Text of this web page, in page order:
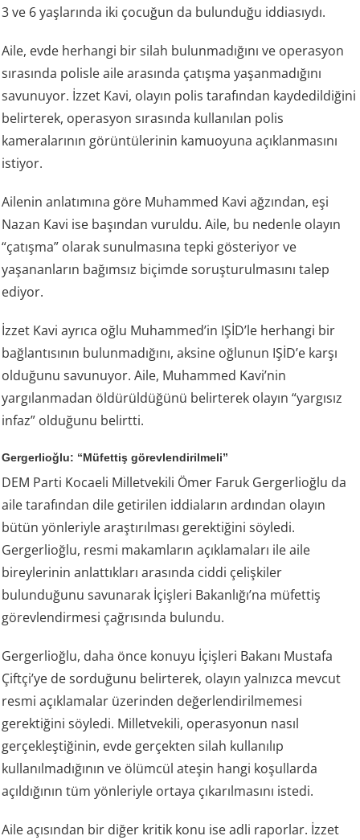
3 ve 6 yaşlarında iki çocuğun da bulunduğu iddiasıydı.
Aile, evde herhangi bir silah bulunmadığını ve operasyon
sırasında polisle aile arasında çatışma yaşanmadığını
savunuyor. İzzet Kavi, olayın polis tarafından kaydedildiğini
belirterek, operasyon sırasında kullanılan polis
kameralarının görüntülerinin kamuoyuna açıklanmasını
istiyor.
Ailenin anlatımına göre Muhammed Kavi ağzından, eşi
Nazan Kavi ise başından vuruldu. Aile, bu nedenle olayın
“çatışma” olarak sunulmasına tepki gösteriyor ve
yaşananların bağımsız biçimde soruşturulmasını talep
ediyor.
İzzet Kavi ayrıca oğlu Muhammed’in IŞİD’le herhangi bir
bağlantısının bulunmadığını, aksine oğlunun IŞİD’e karşı
olduğunu savunuyor. Aile, Muhammed Kavi’nin
yargılanmadan öldürüldüğünü belirterek olayın “yargısız
infaz” olduğunu belirtti.
Gergerlioğlu: “Müfettiş görevlendirilmeli”
DEM Parti Kocaeli Milletvekili Ömer Faruk Gergerlioğlu da
aile tarafından dile getirilen iddiaların ardından olayın
bütün yönleriyle araştırılması gerektiğini söyledi.
Gergerlioğlu, resmi makamların açıklamaları ile aile
bireylerinin anlattıkları arasında ciddi çelişkiler
bulunduğunu savunarak İçişleri Bakanlığı’na müfettiş
görevlendirmesi çağrısında bulundu.
Gergerlioğlu, daha önce konuyu İçişleri Bakanı Mustafa
Çiftçi’ye de sorduğunu belirterek, olayın yalnızca mevcut
resmi açıklamalar üzerinden değerlendirilmemesi
gerektiğini söyledi. Milletvekili, operasyonun nasıl
gerçekleştiğinin, evde gerçekten silah kullanılıp
kullanılmadığının ve ölümcül ateşin hangi koşullarda
açıldığının tüm yönleriyle ortaya çıkarılmasını istedi.
Aile açısından bir diğer kritik konu ise adli raporlar. İzzet